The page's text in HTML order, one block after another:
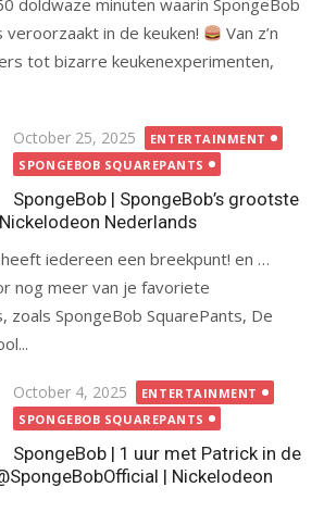
doldwaze minuten waarin SpongeBob
veroorzaakt in de keuken!
Van z’n
tot bizarre keukenexperimenten,
Posted
on
October 25, 2025
ENTERTAINMENT
SPONGEBOB SQUAREPANTS
SpongeBob | SpongeBob’s grootste
Nederlands
iedereen een breekpunt! en …
nog meer van je favoriete
zoals SpongeBob SquarePants, De
Posted
on
October 4, 2025
ENTERTAINMENT
SPONGEBOB SQUAREPANTS
SpongeBob | 1 uur met Patrick in de
| Nickelodeon